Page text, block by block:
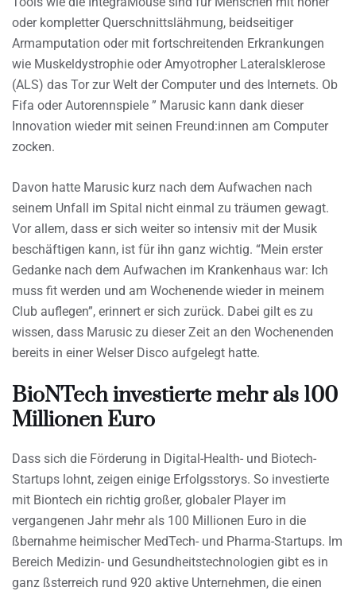
oder kompletter Querschnittslähmung, beidseitiger
Armamputation oder mit fortschreitenden Erkrankungen
wie Muskeldystrophie oder Amyotropher Lateralsklerose
(ALS) das Tor zur Welt der Computer und des Internets. Ob
Fifa oder Autorennspiele ” Marusic kann dank dieser
Innovation wieder mit seinen Freund:innen am Computer
zocken.
Davon hatte Marusic kurz nach dem Aufwachen nach
seinem Unfall im Spital nicht einmal zu träumen gewagt.
Vor allem, dass er sich weiter so intensiv mit der Musik
beschäftigen kann, ist für ihn ganz wichtig. “Mein erster
Gedanke nach dem Aufwachen im Krankenhaus war: Ich
muss fit werden und am Wochenende wieder in meinem
Club auflegen”, erinnert er sich zurück. Dabei gilt es zu
wissen, dass Marusic zu dieser Zeit an den Wochenenden
bereits in einer Welser Disco aufgelegt hatte.
BioNTech investierte mehr als 100
Millionen Euro
Dass sich die Förderung in Digital-Health- und Biotech-
Startups lohnt, zeigen einige Erfolgsstorys. So investierte
mit Biontech ein richtig großer, globaler Player im
vergangenen Jahr mehr als 100 Millionen Euro in die
ßbernahme heimischer MedTech- und Pharma-Startups. Im
Bereich Medizin- und Gesundheitstechnologien gibt es in
ganz ßsterreich rund 920 aktive Unternehmen, die einen